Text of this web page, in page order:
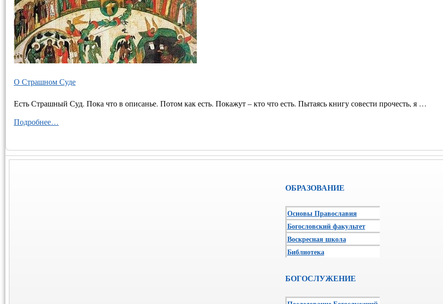
О Страшном Суде
Есть Страшный Суд. Пока что в описанье. Потом как есть. Покажут – кто что есть. Пытаясь книгу совести прочесть, я …
Подробнее…
ОБРАЗОВАНИЕ
Основы Православия
Богословский факультет
Воскресная школа
Библиотека
БОГОСЛУЖЕНИЕ